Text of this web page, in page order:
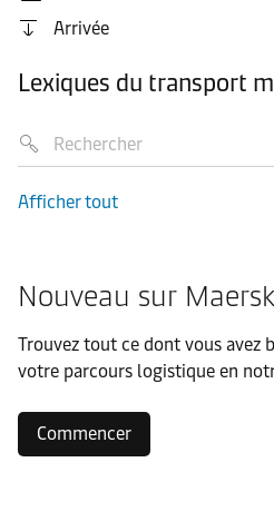
Arrivée
Lexiques du transport
Afficher tout
Nouveau sur
Trouvez tout ce dont vous avez
votre parcours logistique en
Commencer